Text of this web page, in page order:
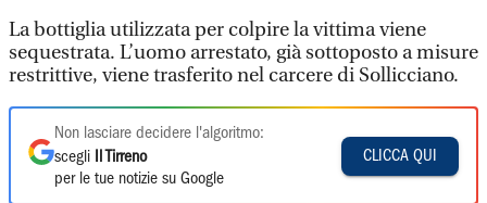
La bottiglia utilizzata per colpire la vittima viene
sequestrata. L’uomo arrestato, già sottoposto a misure
restrittive, viene trasferito nel carcere di Sollicciano.
Non lasciare decidere l'algoritmo:
scegli
Il Tirreno
per le tue notizie su Google
CLICCA QUI